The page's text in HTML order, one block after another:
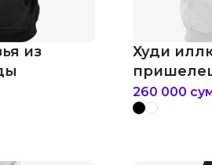
из
Худи
260 000